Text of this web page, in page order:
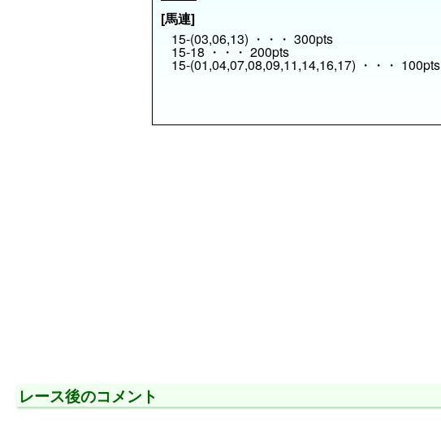
[馬連]
15-(03,06,13) ・・・ 300pts
15-18 ・・・ 200pts
15-(01,04,07,08,09,11,14,16,17) ・・・ 100pts
レース後のコメント